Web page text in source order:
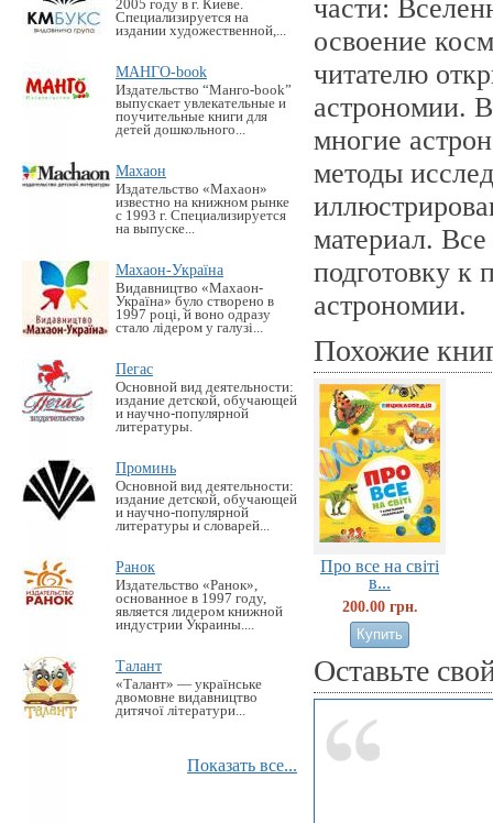
2005 году в г. Киеве.
Специализируется на
издании художественной,...
МАНГО-book
Издательство “Манго-book”
выпускает увлекательные и
поучительные книги для
детей дошкольного...
Махаон
Издательство «Махаон»
известно на книжном рынке
с 1993 г. Специализируется
на выпуске...
Махаон-Україна
Видавництво «Махаон-
Україна» було створено в
1997 році, й воно одразу
стало лідером у галузі...
Пегас
Основной вид деятельности:
издание детской, обучающей
и научно-популярной
литературы.
Проминь
Основной вид деятельности:
издание детской, обучающей
и научно-популярной
литературы и словарей...
Ранок
Издательство «Ранок»,
основанное в 1997 году,
является лидером книжной
индустрии Украины....
Талант
«Талант» — українське
двомовне видавництво
дитячої літератури...
Показать все...
части:
освоение
читателю
астрономии.
многие
методы
материал. Все
подготовку к
астрономии.
Похожие
Про все на свiтi
в...
200.00 грн.
Оставьте